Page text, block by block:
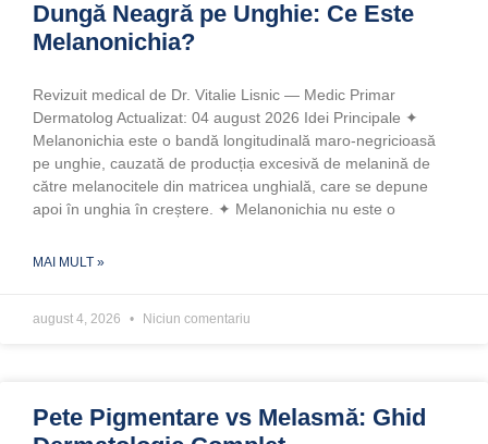
Dungă Neagră pe Unghie: Ce Este
Melanonichia?
Revizuit medical de Dr. Vitalie Lisnic — Medic Primar
Dermatolog Actualizat: 04 august 2026 Idei Principale ✦
Melanonichia este o bandă longitudinală maro-negricioasă
pe unghie, cauzată de producția excesivă de melanină de
către melanocitele din matricea unghială, care se depune
apoi în unghia în creștere. ✦ Melanonichia nu este o
MAI MULT »
august 4, 2026 Niciun comentariu
Pete Pigmentare vs Melasmă: Ghid